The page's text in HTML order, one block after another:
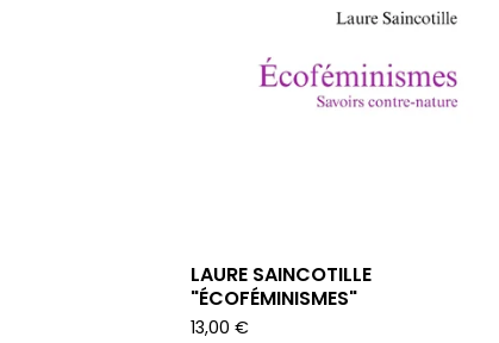
LAURE SAINCOTILLE
"ÉCOFÉMINISMES"
13,00 €